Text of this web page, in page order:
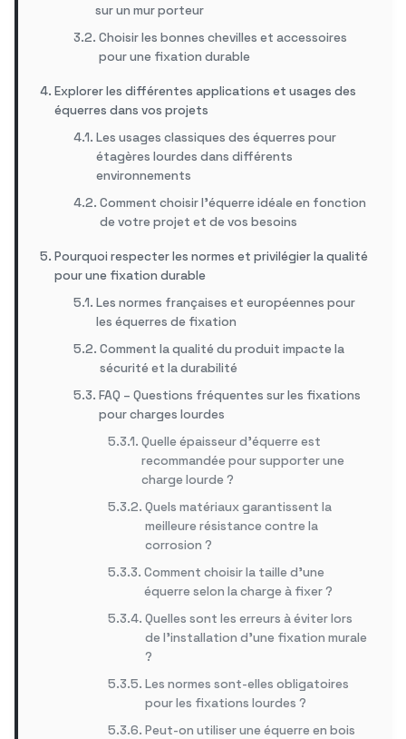
sur un mur porteur
Choisir les bonnes chevilles et accessoires
pour une fixation durable
Explorer les différentes applications et usages des
équerres dans vos projets
Les usages classiques des équerres pour
étagères lourdes dans différents
environnements
Comment choisir l’équerre idéale en fonction
de votre projet et de vos besoins
Pourquoi respecter les normes et privilégier la qualité
pour une fixation durable
Les normes françaises et européennes pour
les équerres de fixation
Comment la qualité du produit impacte la
sécurité et la durabilité
FAQ – Questions fréquentes sur les fixations
pour charges lourdes
Quelle épaisseur d’équerre est
recommandée pour supporter une
charge lourde ?
Quels matériaux garantissent la
meilleure résistance contre la
corrosion ?
Comment choisir la taille d’une
équerre selon la charge à fixer ?
Quelles sont les erreurs à éviter lors
de l’installation d’une fixation murale
?
Les normes sont-elles obligatoires
pour les fixations lourdes ?
Peut-on utiliser une équerre en bois